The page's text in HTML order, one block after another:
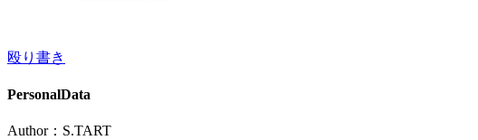
殴り書き
PersonalData
Author：S.TART